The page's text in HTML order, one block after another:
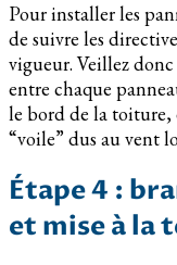
Pour installer les
de suivre les
vigueur. Veillez
entre chaque
le bord de la toiture,
“voile” dus au vent
Étape 4 :
et mise à la